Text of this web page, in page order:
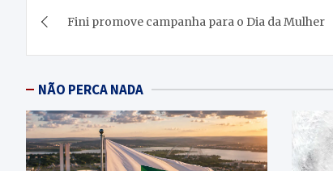
de
Fini promove campanha para o Dia da Mulher
NÃO PERCA NADA